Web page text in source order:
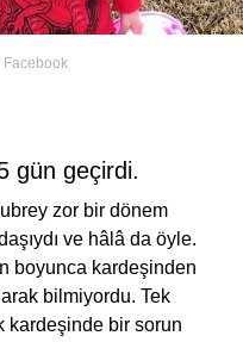
Facebook
gün geçirdi.
zor bir dönem
ve hâlâ da öyle.
boyunca kardeşinden
bilmiyordu. Tek
kardeşinde bir sorun